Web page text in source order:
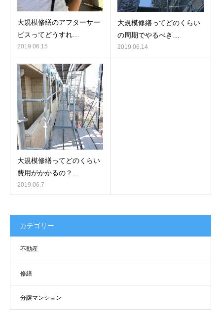
大規模修繕のアフターサー
ビスってどうすれ…
2019.06.15
大規模修繕ってどのくらい
の周期でやるべき…
2019.06.14
大規模修繕ってどのくらい
費用がかかるの？…
2019.06.7
カテゴリー
不動産
修繕
分譲マンション